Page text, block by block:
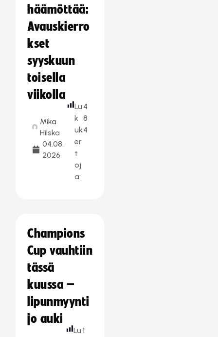
häämöttää:
Avauskierro
kset
syyskuun
toisella
viikolla
Mika
Hilska
04.08.
2026
Lu
k
uk
er
t
oj
a:
4
8
4
Champions
Cup vauhtiin
tässä
kuussa –
lipunmyynti
jo auki
Lu 1